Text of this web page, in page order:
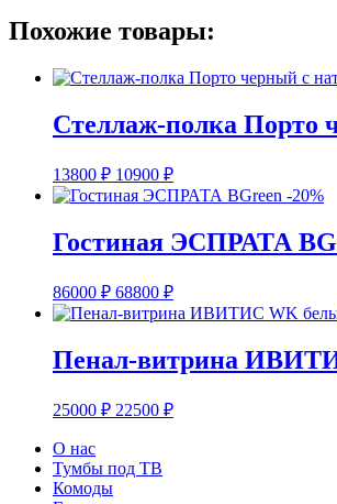
Похожие товары:
Стеллаж-полка Порто
13800 ₽ 10900 ₽
-20%
Гостиная ЭСПРАТА
86000 ₽ 68800 ₽
Пенал-витрина
25000 ₽ 22500 ₽
О нас
Тумбы под ТВ
Комоды